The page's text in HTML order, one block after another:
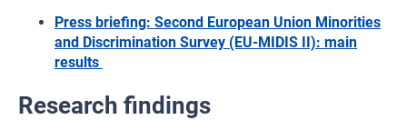
Press briefing: Second European Union Minorities
and Discrimination Survey (EU-MIDIS II): main
results ​
Research findings